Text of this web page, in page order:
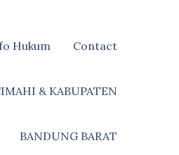
Hukum Contact
& KABUPATEN
BANDUNG BARAT